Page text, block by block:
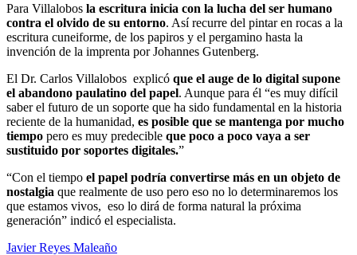
Para Villalobos la escritura inicia con la lucha del ser humano
contra el olvido de su entorno. Así recurre del pintar en rocas a la
escritura cuneiforme, de los papiros y el pergamino hasta la
invención de la imprenta por Johannes Gutenberg.
El Dr. Carlos Villalobos explicó que el auge de lo digital supone
el abandono paulatino del papel. Aunque para él “es muy difícil
saber el futuro de un soporte que ha sido fundamental en la historia
reciente de la humanidad, es posible que se mantenga por mucho
tiempo pero es muy predecible que poco a poco vaya a ser
sustituido por soportes digitales.”
“Con el tiempo el papel podría convertirse más en un objeto de
nostalgia que realmente de uso pero eso no lo determinaremos los
que estamos vivos, eso lo dirá de forma natural la próxima
generación” indicó el especialista.
Javier Reyes Maleaño